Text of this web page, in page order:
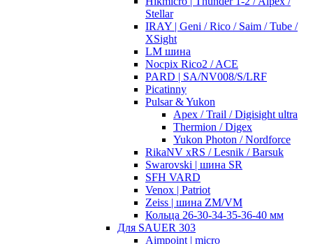
Stellar
IRAY | Geni / Rico / Saim / Tube /
XSight
LM шина
Nocpix Rico2 / ACE
PARD | SA/NV008/S/LRF
Picatinny
Pulsar & Yukon
Apex / Trail / Digisight ultra
Thermion / Digex
Yukon Photon / Nordforce
RikaNV xRS / Lesnik / Barsuk
Swarovski | шина SR
SFH VARD
Venox | Patriot
Zeiss | шина ZM/VM
Кольца 26-30-34-35-36-40 мм
Для SAUER 303
Aimpoint | micro